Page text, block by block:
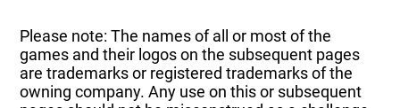
Please note: The names of all or most of the
games and their logos on the subsequent pages
are trademarks or registered trademarks of the
owning company. Any use on this or subsequent